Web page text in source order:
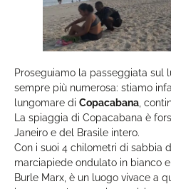
Proseguiamo la passeggiata sul
sempre più numerosa: stiamo
lungomare di Copacabana ,
La spiaggia di Copacabana è
Janeiro e del Brasile intero.
Con i suoi 4 chilometri di sabbia
marciapiede ondulato in bianco
Burle Marx, è un luogo vivace a